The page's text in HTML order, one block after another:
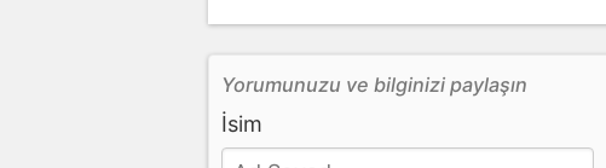
Yorumunuzu ve bilginizi paylaşın
İsim